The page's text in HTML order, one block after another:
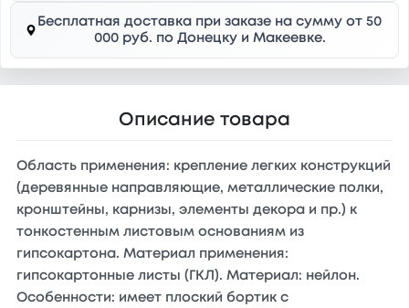
Бесплатная доставка при заказе на сумму от 50
000 руб. по Донецку и Макеевке.
Описание товара
Область применения: крепление легких конструкций
(деревянные направляющие, металлические полки,
кронштейны, карнизы, элементы декора и пр.) к
тонкостенным листовым основаниям из
гипсокартона. Материал применения:
гипсокартонные листы (ГКЛ). Материал: нейлон.
Особенности: имеет плоский бортик с